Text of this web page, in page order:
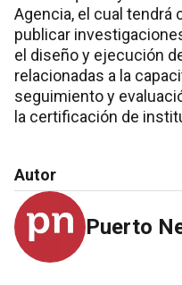
Agencia, el cual tendrá
publicar
el diseño y ejecución
relacionadas a la
seguimiento y
la certificación de
Autor
Puerto